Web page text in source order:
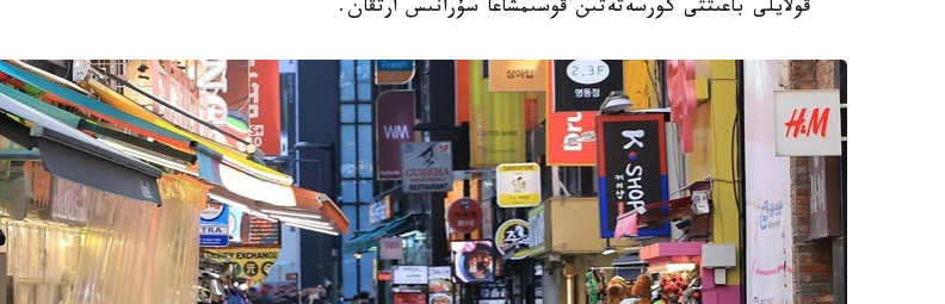
قولايلى باعىتتى كورسەتەتىن قوسىمشاعا سۇرانىس ارتقان.